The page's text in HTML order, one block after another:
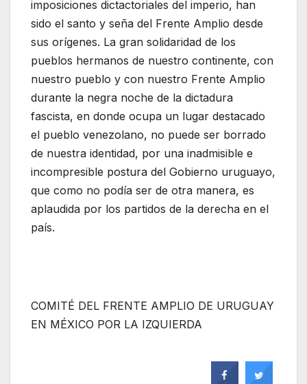
imposiciones dictactoriales del imperio, han
sido el santo y seña del Frente Amplio desde
sus orígenes. La gran solidaridad de los
pueblos hermanos de nuestro continente, con
nuestro pueblo y con nuestro Frente Amplio
durante la negra noche de la dictadura
fascista, en donde ocupa un lugar destacado
el pueblo venezolano, no puede ser borrado
de nuestra identidad, por una inadmisible e
incompresible postura del Gobierno uruguayo,
que como no podía ser de otra manera, es
aplaudida por los partidos de la derecha en el
país.
COMITÉ DEL FRENTE AMPLIO DE URUGUAY
EN MÉXICO POR LA IZQUIERDA